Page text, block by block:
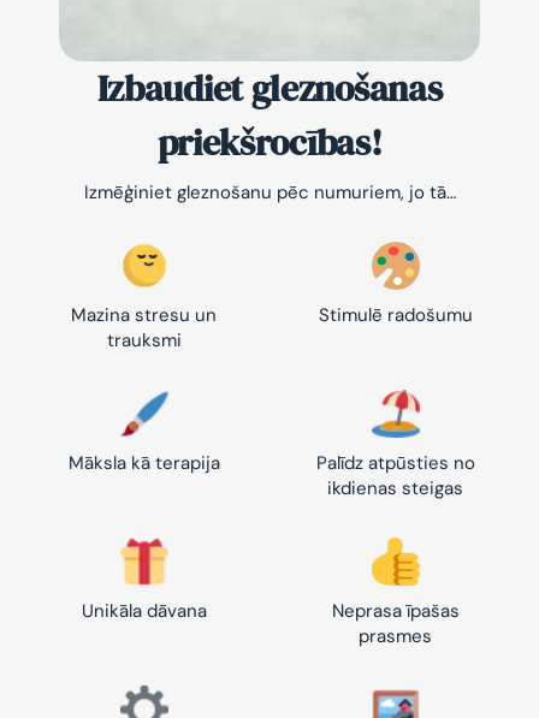
Izbaudiet gleznošanas
priekšrocības!
Izmēģiniet gleznošanu pēc numuriem, jo tā…
Mazina stresu un
trauksmi
Stimulē radošumu
Māksla kā terapija
Palīdz atpūsties no
ikdienas steigas
Unikāla dāvana
Neprasa īpašas
prasmes